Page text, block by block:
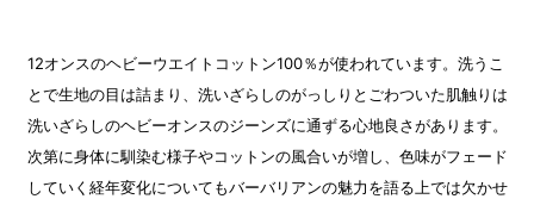
12オンスのヘビーウエイトコットン100％が使われています。洗うこ
とで生地の目は詰まり、洗いざらしのがっしりとごわついた肌触りは
洗いざらしのヘビーオンスのジーンズに通ずる心地良さがあります。
次第に身体に馴染む様子やコットンの風合いが増し、色味がフェード
していく経年変化についてもバーバリアンの魅力を語る上では欠かせ